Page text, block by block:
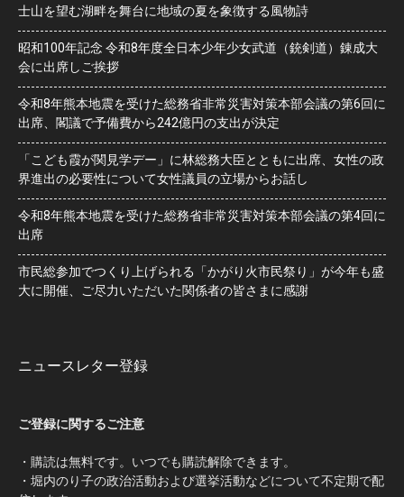
士山を望む湖畔を舞台に地域の夏を象徴する風物詩
昭和100年記念 令和8年度全日本少年少女武道（銃剣道）錬成大
会に出席しご挨拶
令和8年熊本地震を受けた総務省非常災害対策本部会議の第6回に
出席、閣議で予備費から242億円の支出が決定
「こども霞が関見学デー」に林総務大臣とともに出席、女性の政
界進出の必要性について女性議員の立場からお話し
令和8年熊本地震を受けた総務省非常災害対策本部会議の第4回に
出席
市民総参加でつくり上げられる「かがり火市民祭り」が今年も盛
大に開催、ご尽力いただいた関係者の皆さまに感謝
ニュースレター登録
ご登録に関するご注意
・購読は無料です。いつでも購読解除できます。
・堀内のり子の政治活動および選挙活動などについて不定期で配